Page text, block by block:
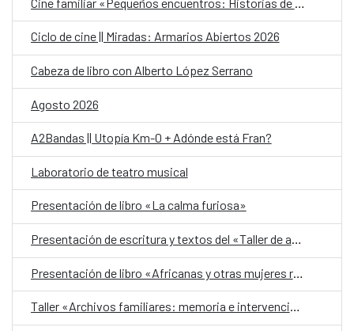
Ciclo de cine || Miradas: Armarios Abiertos 2026
Cabeza de libro con Alberto López Serrano
Agosto 2026
A2Bandas || Utopía Km-0 + Adónde está Fran?
Laboratorio de teatro musical
Presentación de libro «La calma furiosa»
Presentación de escritura y textos del «Taller de autobiografía para mujeres 70+»
Presentación de libro «Africanas y otras mujeres racializadas»
Taller «Archivos familiares: memoria e intervención»